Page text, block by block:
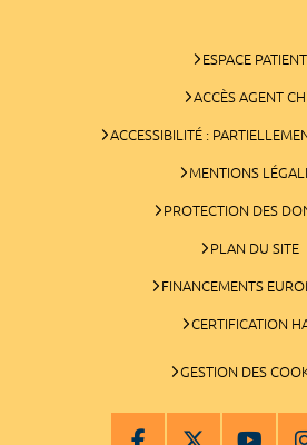
ESPACE PATIENT
ACCÈS AGENT
ACCESSIBILITÉ :
MENTIONS
PROTECTION DES
PLAN DU SITE
FINANCEMENTS
CERTIFICATION
GESTION DES